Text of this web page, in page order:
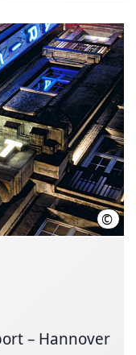
©
– Hannover